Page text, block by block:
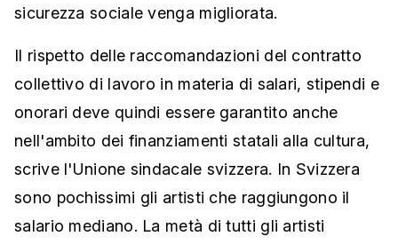
sicurezza sociale venga migliorata.
Il rispetto delle raccomandazioni del contratto
collettivo di lavoro in materia di salari, stipendi e
onorari deve quindi essere garantito anche
nell'ambito dei finanziamenti statali alla cultura,
scrive l'Unione sindacale svizzera. In Svizzera
sono pochissimi gli artisti che raggiungono il
salario mediano. La metà di tutti gli artisti